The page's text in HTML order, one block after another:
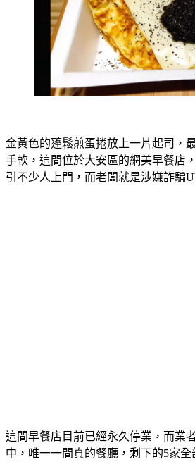
金黃色的蓬鬆煎蛋捲放上一片起司，
手軟，這間位於大安區的網美早餐店
引不少人上門，而老闆就是涉嫌詐騙
這間早餐店目前已經永久停業，而業
中，唯一一間真的餐廳，剩下的5家